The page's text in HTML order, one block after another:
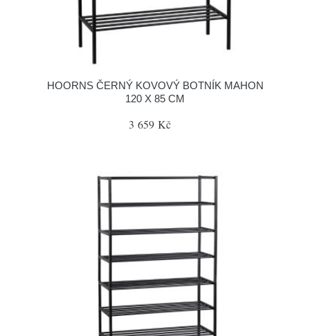
HOORNS ČERNÝ KOVOVÝ BOTNÍK MAHON
120 X 85 CM
3 659 Kč